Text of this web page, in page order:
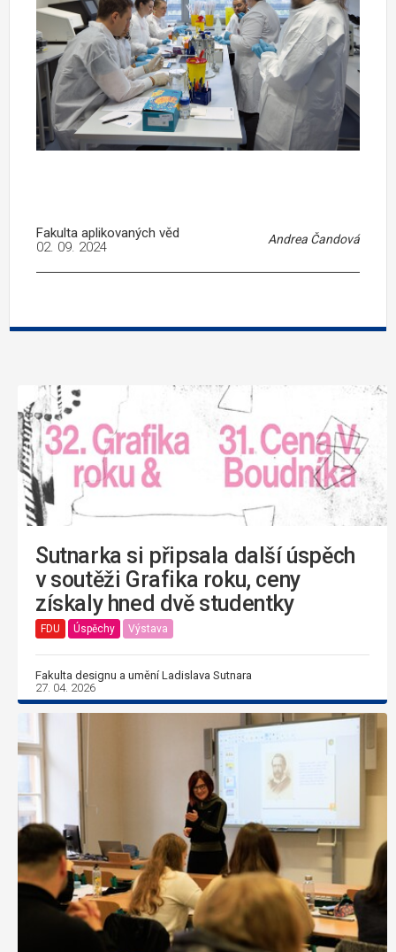
Fakulta aplikovaných věd Andrea Čandová
02. 09. 2024
Sutnarka si připsala další úspěch
v soutěži Grafika roku, ceny
získaly hned dvě studentky
FDU Úspěchy Výstava
Fakulta designu a umění Ladislava Sutnara
27. 04. 2026